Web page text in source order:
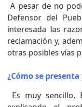
A pesar de no
Defensor del
interesada las
reclamación y,
otras posibles vías
¿Cómo se
Es muy sencillo.